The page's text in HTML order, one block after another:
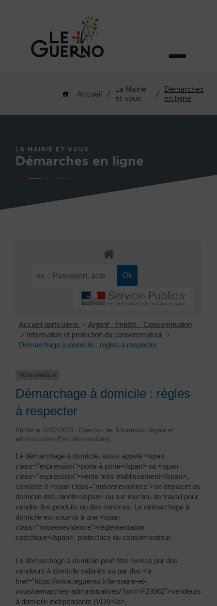
Accueil /
La Mairie
et vous
/
Démarches
en ligne
LA MAIRIE ET VOUS
Démarches en ligne
Accueil particuliers > Argent - Impôts - Consommation
> Information et protection du consommateur >
Démarchage à domicile : règles à respecter
Fiche pratique
Démarchage à domicile : règles
à respecter
Vérifié le 02/02/2023 - Direction de l'information légale et
administrative (Première ministre)
Le démarchage à domicile, aussi appelé <span
class="expression">porte à porte</span> ou <span
class="expression">vente hors établissement</span>,
consiste à <span class="miseenevidence">se déplacer au
domicile des clients</span> ou sur leur lieu de travail pour
vendre des produits ou des services. Le démarchage à
domicile est soumis à une <span
class="miseenevidence">réglementation
spécifique</span>, protectrice du consommateur.
Le démarchage à domicile peut être exercé par des
vendeurs à domicile salariés ou par des <a
href="https://www.leguerno.fr/la-mairie-et-
vous/demarches-administratives/?xml=F23962">vendeurs
à domicile indépendants (VDI)</a>.